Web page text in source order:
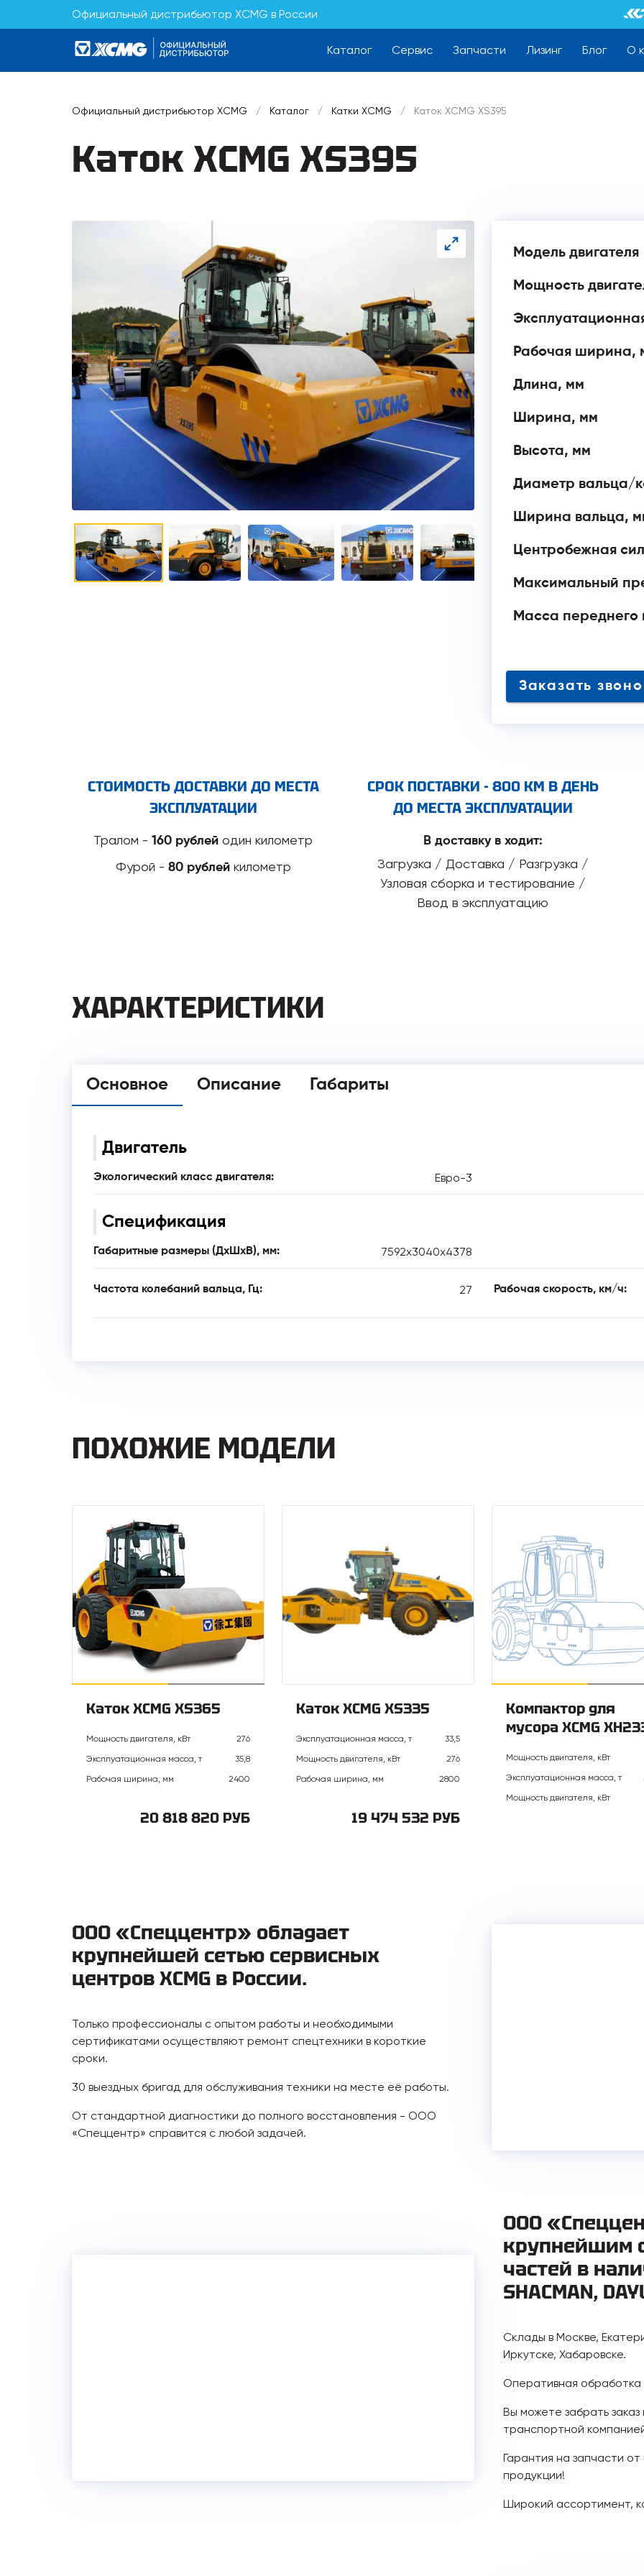
Официальный дистрибьютор XCMG в России
Каталог Сервис Запчасти Лизинг Блог О
Официальный дистрибьютор XCMG / Каталог / Катки XCMG / Каток XCMG XS395
Каток XCMG XS395
Модель двигателя
Мощность
Рабочая ширина,
Длина, мм
Ширина, мм
Высота, мм
Диаметр вальца/
Ширина вальца,
Центробежная
Максимальный
Масса переднего
Заказать
СТОИМОСТЬ ДОСТАВКИ ДО МЕСТА
ЭКСПЛУАТАЦИИ
Тралом -160 рублей один километр
Фурой - 80 рублейкилометр
СРОК ПОСТАВКИ - 800 КМ В ДЕНЬ
ДО МЕСТА ЭКСПЛУАТАЦИИ
В доставку в ходит:
Загрузка / Доставка / Разгрузка /
Узловая сборка и тестирование /
Ввод в эксплуатацию
ХАРАКТЕРИСТИКИ
Основное Описание Габариты
Двигатель
Экологический класс двигателя: Евро-3
Спецификация
Габаритные размеры (ДхШхВ), мм: 7592х3040х4378
Частота колебаний вальца, Гц: 27 Рабочая скорость, км/ч:
ПОХОЖИЕ МОДЕЛИ
Каток XCMG XS365
Мощность двигателя, кВт
276
Эксплуатационная масса, т
35,8
Рабочая ширина, мм
2400
20 818 820 РУБ
Каток XCMG XS335
Эксплуатационная масса, т
33,5
Мощность двигателя, кВт
276
Рабочая ширина, мм
2800
19 474 532 РУБ
Компактор для
мусора XCMG
Мощность двигателя, кВт
Эксплуатационная масса, т
Мощность двигателя, кВт
ООО «Спеццентр» обладает
крупнейшей сетью сервисных
центров XCMG в России.
Только профессионалы с опытом работы и необходимыми
сертификатами осуществляют ремонт спецтехники в короткие
сроки.
30 выездных бригад для обслуживания техники на месте её работы.
От стандартной диагностики до полного восстановления - ООО
«Спеццентр» справится с любой задачей.
ООО
крупнейшим
частей в
SHACMAN,
Склады в Москве,
Иркутске, Хабаровске.
Оперативная обработка
Вы можете забрать
транспортной
Гарантия на запчасти
продукции!
Широкий ассортимент,